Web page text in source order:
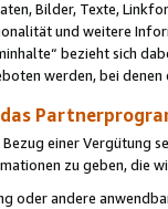
Bilder, Texte,
und weitere
bezieht sich
werden, bei
einer Vergütung
zu geben, die
oder andere